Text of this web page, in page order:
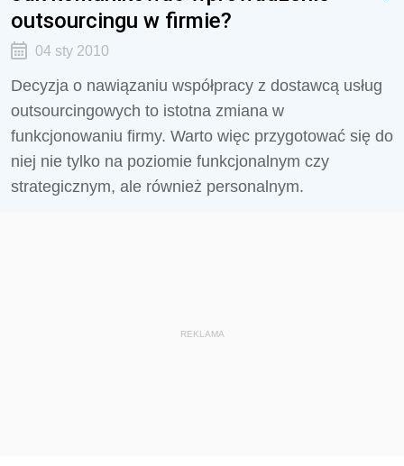
outsourcingu w firmie?
04 sty 2010
Decyzja o nawiązaniu współpracy z dostawcą usług
outsourcingowych to istotna zmiana w
funkcjonowaniu firmy. Warto więc przygotować się do
niej nie tylko na poziomie funkcjonalnym czy
strategicznym, ale również personalnym.
REKLAMA